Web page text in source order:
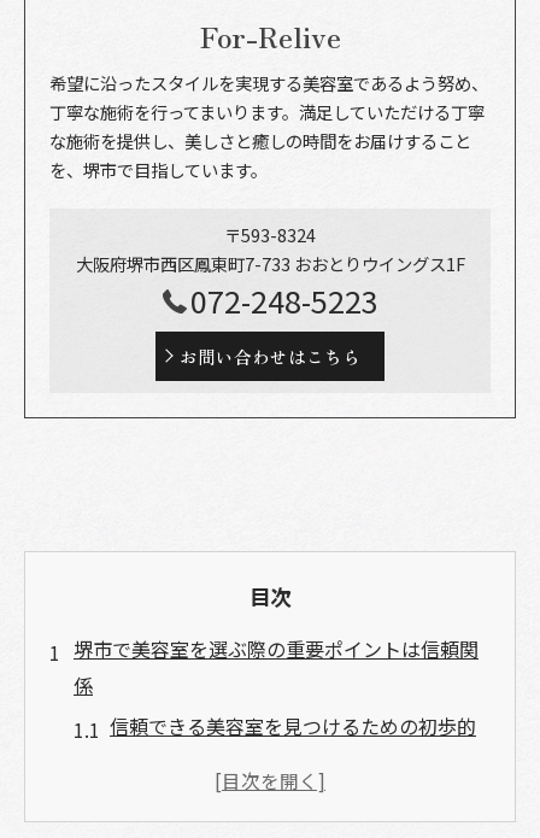
For-Relive
希望に沿ったスタイルを実現する美容室であるよう努め、
丁寧な施術を行ってまいります。満足していただける丁寧
な施術を提供し、美しさと癒しの時間をお届けすること
を、堺市で目指しています。
〒593-8324
大阪府堺市西区鳳東町7-733 おおとりウイングス1F
072-248-5223
お問い合わせはこちら
目次
堺市で美容室を選ぶ際の重要ポイントは信頼関
係
信頼できる美容室を見つけるための初歩的
口コミとレビューの活用法